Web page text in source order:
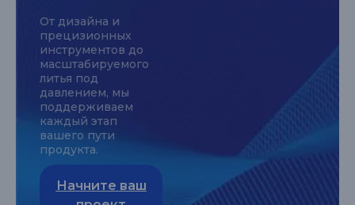
От дизайна и
прецизионных
инструментов до
масштабируемого
литья под
давлением, мы
поддерживаем
каждый этап
вашего пути
продукта.
Начните ваш